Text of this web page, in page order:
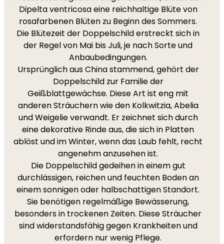
Dipelta ventricosa eine reichhaltige Blüte von
rosafarbenen Blüten zu Beginn des Sommers.
Die Blütezeit der Doppelschild erstreckt sich in
der Regel von Mai bis Juli, je nach Sorte und
Anbaubedingungen.
Ursprünglich aus China stammend, gehört der
Doppelschild zur Familie der
Geißblattgewächse. Diese Art ist eng mit
anderen Sträuchern wie den Kolkwitzia, Abelia
und Weigelie verwandt. Er zeichnet sich durch
eine dekorative Rinde aus, die sich in Platten
ablöst und im Winter, wenn das Laub fehlt, recht
angenehm anzusehen ist.
Die Doppelschild gedeihen in einem gut
durchlässigen, reichen und feuchten Boden an
einem sonnigen oder halbschattigen Standort.
Sie benötigen regelmäßige Bewässerung,
besonders in trockenen Zeiten. Diese Sträucher
sind widerstandsfähig gegen Krankheiten und
erfordern nur wenig Pflege.